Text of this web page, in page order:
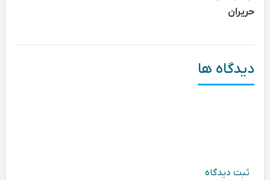
حریران
دیدگاه ها
ثبت دیدگاه